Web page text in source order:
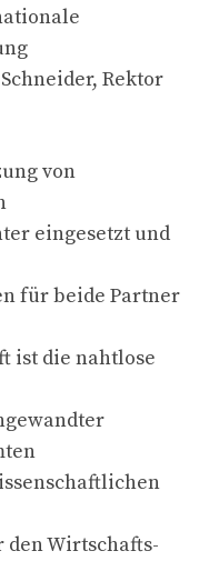
Rektor
von
eingesetzt und
für beide Partner
ist die nahtlose
Wirtschafts-